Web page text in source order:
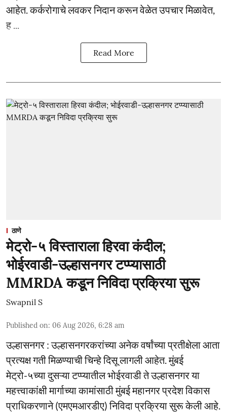
आहेत. कर्करोगाचे लवकर निदान करून वेळेत उपचार मिळावेत,
ह ...
Read More
ठाणे
मेट्रो-५ विस्ताराला हिरवा कंदील;
भोईरवाडी-उल्हासनगर टप्प्यासाठी
MMRDA कडून निविदा प्रक्रिया सुरू
Swapnil S
Published on: 06 Aug 2026, 6:28 am
उल्हासनगर : उल्हासनगरकरांच्या अनेक वर्षांच्या प्रतीक्षेला आता
प्रत्यक्ष गती मिळण्याची चिन्हे दिसू लागली आहेत. मुंबई
मेट्रो-५च्या दुसऱ्या टप्प्यातील भोईरवाडी ते उल्हासनगर या
महत्त्वाकांक्षी मार्गाच्या कामांसाठी मुंबई महानगर प्रदेश विकास
प्राधिकरणाने (एमएमआरडीए) निविदा प्रक्रिया सुरू केली आहे.